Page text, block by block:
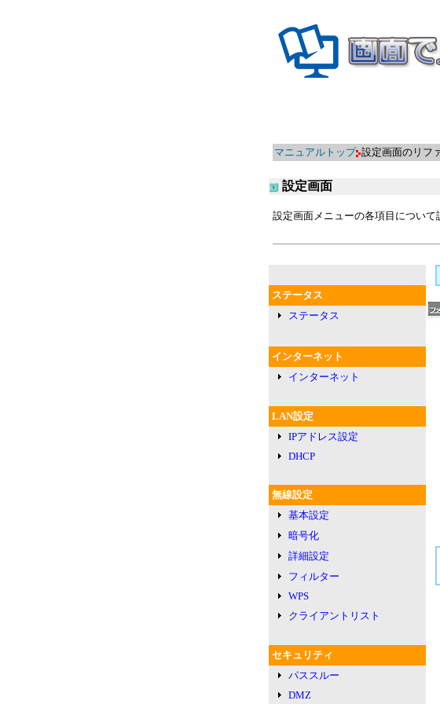
マニュアルトップ 設定画面のリフ
設定画面
設定画面メニューの各項目について
ステータス
ステータス
インターネット
インターネット
LAN設定
IPアドレス設定
DHCP
無線設定
基本設定
暗号化
詳細設定
フィルター
WPS
クライアントリスト
セキュリティ
パススルー
DMZ